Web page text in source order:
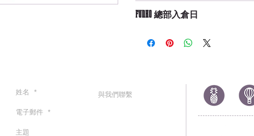
FUNKO 總部入倉日